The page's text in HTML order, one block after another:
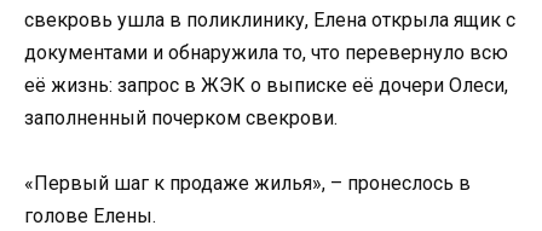
свекровь ушла в поликлинику, Елена открыла ящик с
документами и обнаружила то, что перевернуло всю
её жизнь: запрос в ЖЭК о выписке её дочери Олеси,
заполненный почерком свекрови.
«Первый шаг к продаже жилья», – пронеслось в
голове Елены.